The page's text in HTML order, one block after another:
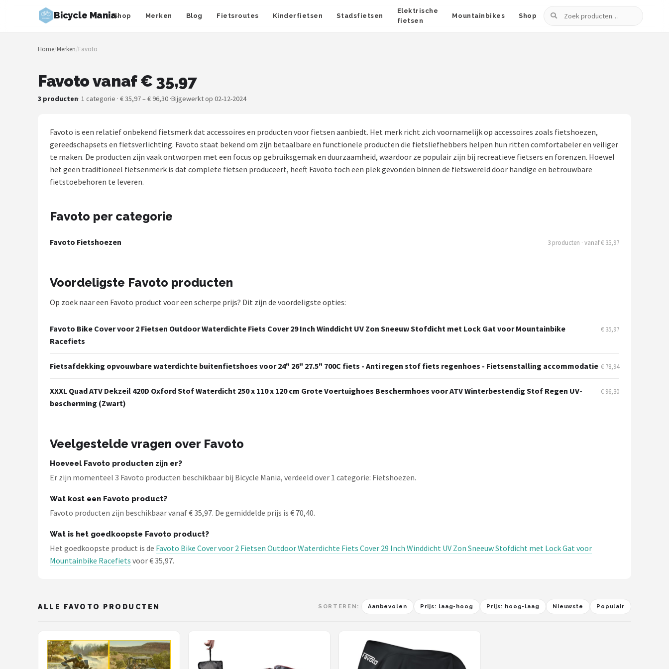
Bicycle ManiaShop Merken Blog Fietsroutes Kinderfietsen Stadsfietsen
Elektrische
fietsen
Mountainbikes Shop
Zoeken
Zoeken
NAVIGATIE
Merken
Fietsroutes
Kinderfietsen
Elektrische fietsen
Mountainbikes
POPULAIRE MERKEN
New Looxs
Schwalbe
Voltano
Shimano
Alle merken →
Home/Merken/Favoto
Favoto vanaf € 35,97
3 producten· 1 categorie · € 35,97 – € 96,30 ·Bijgewerkt op 02-12-2024
Favoto is een relatief onbekend fietsmerk dat accessoires en producten voor fietsen aanbiedt. Het merk richt zich voornamelijk op accessoires zoals fietshoezen,
gereedschapsets en fietsverlichting. Favoto staat bekend om zijn betaalbare en functionele producten die fietsliefhebbers helpen hun ritten comfortabeler en veiliger
te maken. De producten zijn vaak ontworpen met een focus op gebruiksgemak en duurzaamheid, waardoor ze populair zijn bij recreatieve fietsers en forenzen. Hoewel
het geen traditioneel fietsenmerk is dat complete fietsen produceert, heeft Favoto toch een plek gevonden binnen de fietswereld door handige en betrouwbare
fietstoebehoren te leveren.
Favoto per categorie
Favoto Fietshoezen 3 producten · vanaf € 35,97
Voordeligste Favoto producten
Op zoek naar een Favoto product voor een scherpe prijs? Dit zijn de voordeligste opties:
Favoto Bike Cover voor 2 Fietsen Outdoor Waterdichte Fiets Cover 29 Inch Winddicht UV Zon Sneeuw Stofdicht met Lock Gat voor Mountainbike
Racefiets
€ 35,97
Fietsafdekking opvouwbare waterdichte buitenfietshoes voor 24" 26" 27.5" 700C fiets - Anti regen stof fiets regenhoes - Fietsenstalling accommodatie € 78,94
XXXL Quad ATV Dekzeil 420D Oxford Stof Waterdicht 250 x 110 x 120 cm Grote Voertuighoes Beschermhoes voor ATV Winterbestendig Stof Regen UV-
bescherming (Zwart)
€ 96,30
Veelgestelde vragen over Favoto
Hoeveel Favoto producten zijn er?
Er zijn momenteel 3 Favoto producten beschikbaar bij Bicycle Mania, verdeeld over 1 categorie: Fietshoezen.
Wat kost een Favoto product?
Favoto producten zijn beschikbaar vanaf € 35,97. De gemiddelde prijs is € 70,40.
Wat is het goedkoopste Favoto product?
Het goedkoopste product is de Favoto Bike Cover voor 2 Fietsen Outdoor Waterdichte Fiets Cover 29 Inch Winddicht UV Zon Sneeuw Stofdicht met Lock Gat voor
Mountainbike Racefiets voor € 35,97.
ALLE FAVOTO PRODUCTEN SORTEREN: Aanbevolen Prijs: laag-hoog Prijs: hoog-laag Nieuwste Populair